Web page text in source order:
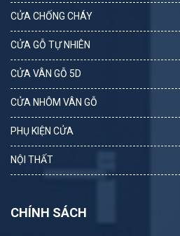
CỬA CHỐNG CHÁY
CỬA GỖ TỰ NHIÊN
CỬA VÂN GỖ 5D
CỬA NHÔM VÂN GỖ
PHỤ KIỆN CỬA
NỘI THẤT
CHÍNH SÁCH